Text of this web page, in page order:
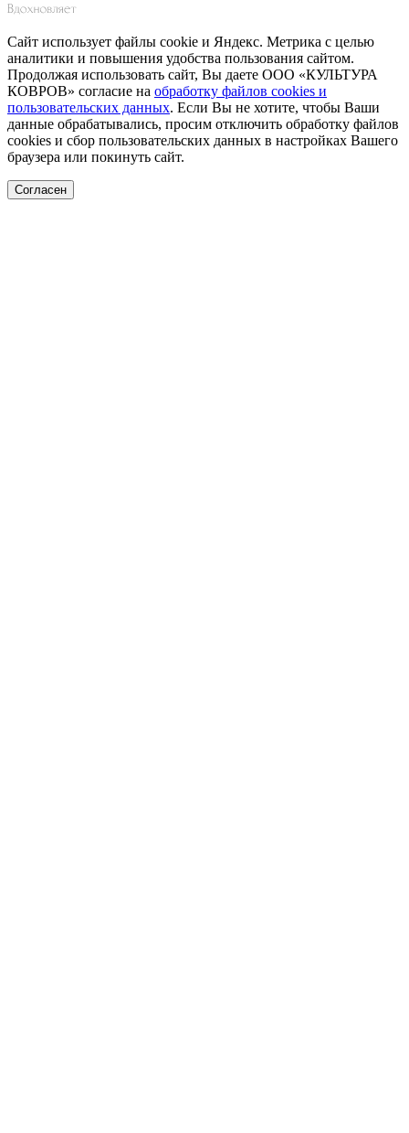
Сайт использует файлы cookie и Яндекс. Метрика с целью
аналитики и повышения удобства пользования сайтом.
Продолжая использовать сайт, Вы даете ООО «КУЛЬТУРА
КОВРОВ» согласие на обработку файлов cookies и
пользовательских данных. Если Вы не хотите, чтобы Ваши
данные обрабатывались, просим отключить обработку файлов
cookies и сбор пользовательских данных в настройках Вашего
браузера или покинуть сайт.
Согласен